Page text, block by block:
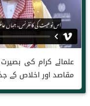
علمائے کرام کی بصیرت
مقاصد اور اخلاص کے